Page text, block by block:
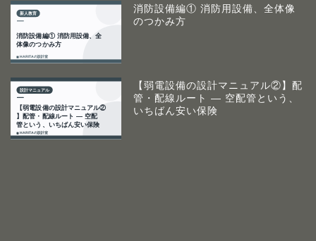
消防設備編① 消防用設備、全体像
のつかみ方
【弱電設備の設計マニュアル②】配
管・配線ルート ― 空配管という、
いちばん安い保険